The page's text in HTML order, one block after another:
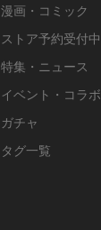
漫画・コミック
ストア予約受付中
特集・ニュース
イベント・コラボ
ガチャ
タグ一覧